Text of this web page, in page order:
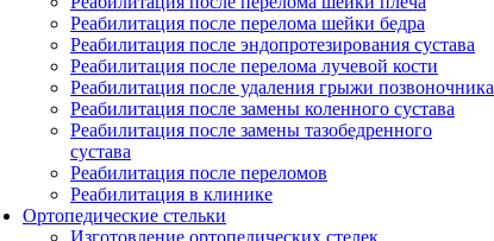
Реабилитация после перелома шейки бедра
Реабилитация после эндопротезирования сустава
Реабилитация после перелома лучевой кости
Реабилитация после удаления грыжи позвоночника
Реабилитация после замены коленного сустава
Реабилитация после замены тазобедренного
сустава
Реабилитация после переломов
Реабилитация в клинике
Ортопедические стельки
Изготовление ортопедических стелек